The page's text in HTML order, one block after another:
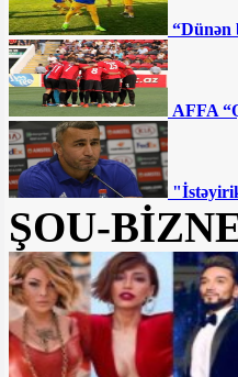
Deputatlığa
İmamveridi İsmayılovla
MƏLUMATLAR YAYILDI
Ən qızğın
dairələrdə gedəcək — SİYAHI
"Hər kəs ulduz
SON DƏQİQƏ:
silahlı şəxslərlə polis arasında
Yaralı var
Sahil Babayev bu şəxslərin
artırılmasından danışdı
“Dünən
AFFA
ŞOU-